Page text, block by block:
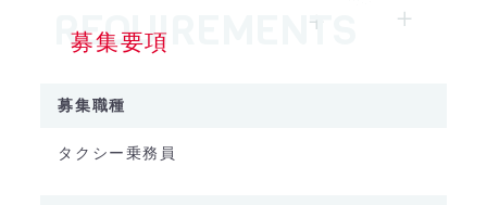
募集要項
募集職種
タクシー乗務員